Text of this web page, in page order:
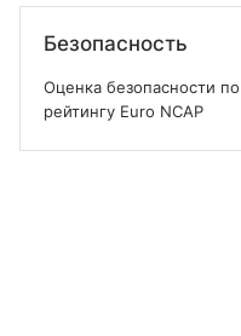
Безопасность
Оценка безопасности по
рейтингу Euro NCAP